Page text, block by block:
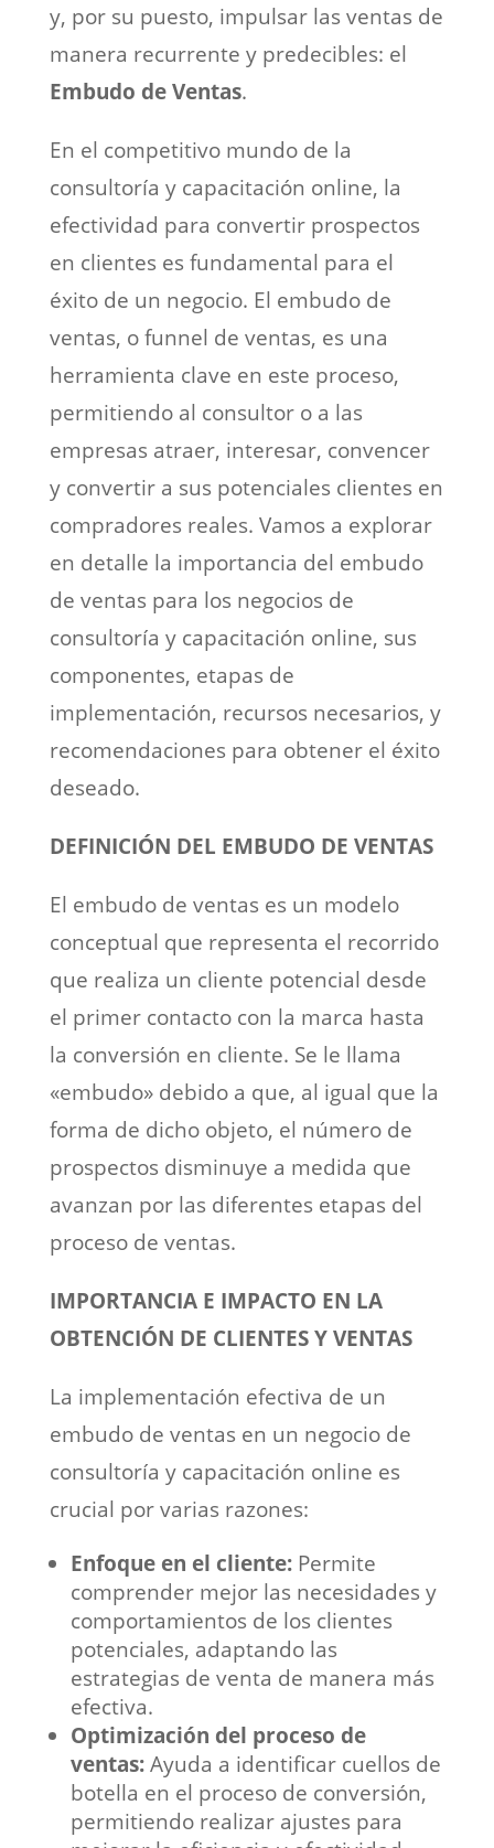
y, por su puesto, impulsar las ventas de
manera recurrente y predecibles: el
Embudo de Ventas.
En el competitivo mundo de la
consultoría y capacitación online, la
efectividad para convertir prospectos
en clientes es fundamental para el
éxito de un negocio. El embudo de
ventas, o funnel de ventas, es una
herramienta clave en este proceso,
permitiendo al consultor o a las
empresas atraer, interesar, convencer
y convertir a sus potenciales clientes en
compradores reales. Vamos a explorar
en detalle la importancia del embudo
de ventas para los negocios de
consultoría y capacitación online, sus
componentes, etapas de
implementación, recursos necesarios, y
recomendaciones para obtener el éxito
deseado.
DEFINICIÓN DEL EMBUDO DE VENTAS
El embudo de ventas es un modelo
conceptual que representa el recorrido
que realiza un cliente potencial desde
el primer contacto con la marca hasta
la conversión en cliente. Se le llama
«embudo» debido a que, al igual que la
forma de dicho objeto, el número de
prospectos disminuye a medida que
avanzan por las diferentes etapas del
proceso de ventas.
IMPORTANCIA E IMPACTO EN LA
OBTENCIÓN DE CLIENTES Y VENTAS
La implementación efectiva de un
embudo de ventas en un negocio de
consultoría y capacitación online es
crucial por varias razones:
Enfoque en el cliente:Permite
comprender mejor las necesidades y
comportamientos de los clientes
potenciales, adaptando las
estrategias de venta de manera más
efectiva.
Optimización del proceso de
ventas:Ayuda a identificar cuellos de
botella en el proceso de conversión,
permitiendo realizar ajustes para